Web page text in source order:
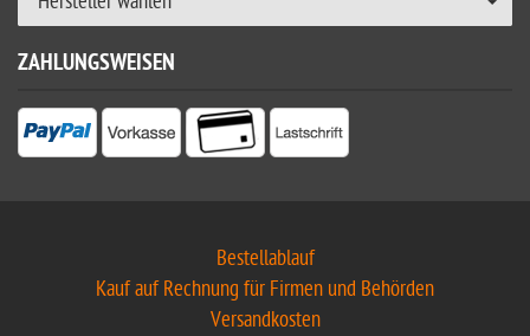
ZAHLUNGSWEISEN
Bestellablauf
Kauf auf Rechnung für Firmen und Behörden
Versandkosten